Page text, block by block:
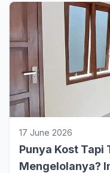
17 June 2026
Punya Kost Tapi
Mengelolanya?